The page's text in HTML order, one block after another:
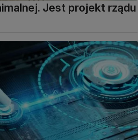
Jest projekt rządu